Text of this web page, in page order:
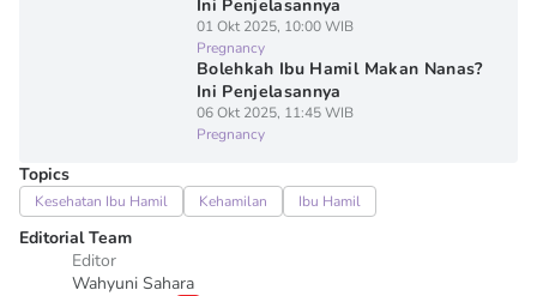
Ini Penjelasannya
01 Okt 2025, 10:00 WIB
Pregnancy
Bolehkah Ibu Hamil Makan Nanas?
Ini Penjelasannya
06 Okt 2025, 11:45 WIB
Pregnancy
Topics
Kesehatan Ibu Hamil Kehamilan Ibu Hamil
Editorial Team
Editor
Wahyuni Sahara